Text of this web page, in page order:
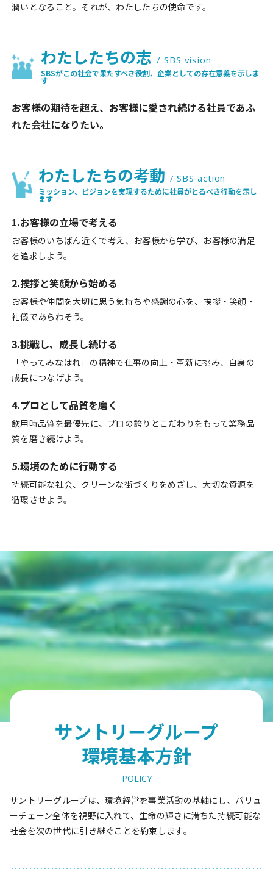
潤いとなること。それが、わたしたちの使命です。
わたしたちの志 / SBS vision
SBSがこの社会で果たすべき役割、企業としての存在意義を示しま
す
お客様の期待を超え、お客様に愛され続ける社員であふ
れた会社になりたい。
わたしたちの考動 / SBS action
ミッション、ビジョンを実現するために社員がとるべき行動を示し
ます
1.お客様の立場で考える
お客様のいちばん近くで考え、お客様から学び、お客様の満足
を追求しよう。
2.挨拶と笑顔から始める
お客様や仲間を大切に思う気持ちや感謝の心を、挨拶・笑顔・
礼儀であらわそう。
3.挑戦し、成長し続ける
「やってみなはれ」の精神で仕事の向上・革新に挑み、自身の
成長につなげよう。
4.プロとして品質を磨く
飲用時品質を最優先に、プロの誇りとこだわりをもって業務品
質を磨き続けよう。
5.環境のために行動する
持続可能な社会、クリーンな街づくりをめざし、大切な資源を
循環させよう。
サントリーグループ
環境基本方針
POLICY
サントリーグループは、環境経営を事業活動の基軸にし、バリュ
ーチェーン全体を視野に入れて、 生命の輝きに満ちた持続可能な
社会を次の世代に引き継ぐことを約束します。